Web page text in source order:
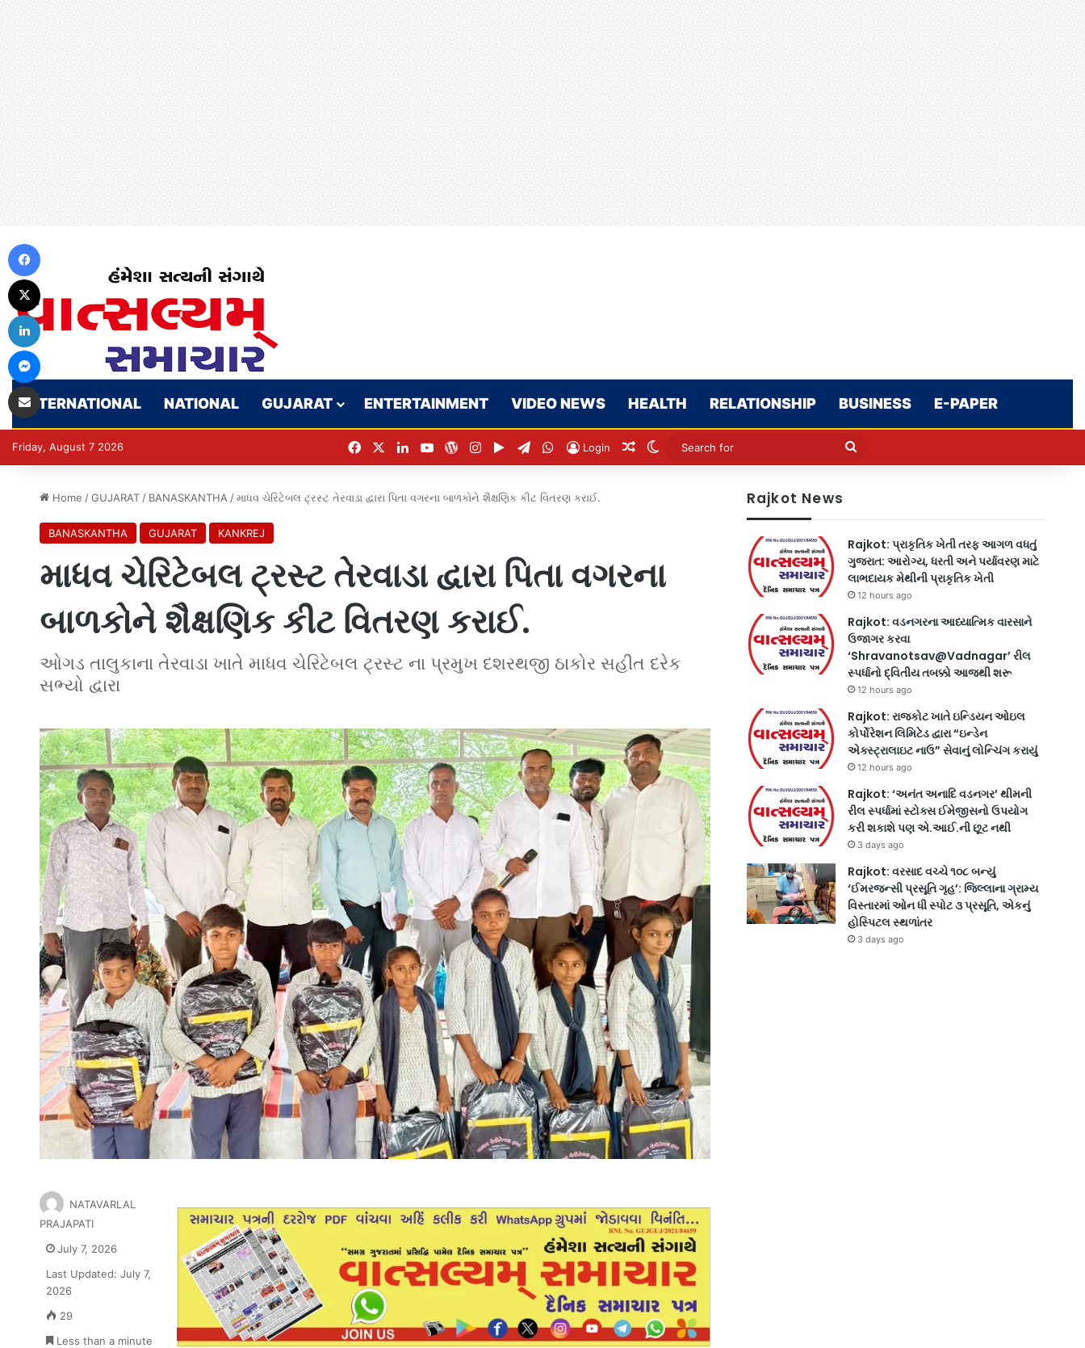
INTERNATIONAL NATIONAL GUJARAT ENTERTAINMENT VIDEO NEWS HEALTH RELATIONSHIP BUSINESS E-PAPER
Friday, August 7 2026 FacebookLinkedInYouTubeWordPress
Instagram
Google Play
Telegram
WhatsApp
Login Random Article
Switch skin
Search
Home / GUJARAT / BANASKANTHA / માધવ ચેરિટેબલ ટ્રસ્ટ તેરવાડા દ્વારા પિતા વગરના બાળકોને શૈક્ષણિક કીટ વિતરણ કરાઈ.
BANASKANTHA GUJARAT KANKREJ
માધવ ચેરિટેબલ ટ્રસ્ટ તેરવાડા દ્વારા પિતા વગરના
બાળકોને શૈક્ષણિક કીટ વિતરણ કરાઈ.
ઓગડ તાલુકાના તેરવાડા ખાતે માધવ ચેરિટેબલ ટ્રસ્ટ ના પ્રમુખ દશરથજી ઠાકોર સહીત દરેક
સભ્યો દ્વારા
NATAVARLAL
PRAJAPATI
July 7, 2026
Last Updated: July 7,
2026
29
Less than a minute
Rajkot News
Rajkot: પ્રાકૃતિક ખેતી તરફ આગળ વધતું
ગુજરાત: આરોગ્ય, ધરતી અને પર્યાવરણ માટે
લાભદાયક મેથીની પ્રાકૃતિક ખેતી
12 hours ago
Rajkot: વડનગરના આધ્યાત્મિક વારસાને
ઉજાગર કરવા
‘Shravanotsav@Vadnagar’ રીલ
સ્પર્ધાનો દ્વિતીય તબક્કો આજથી શરૂ
12 hours ago
Rajkot: રાજકોટ ખાતે ઇન્ડિયન ઓઇલ
કોર્પોરેશન લિમિટેડ દ્વારા “ઇન્ડેન
એક્સ્ટ્રાલાઇટ નાઉ” સેવાનું લોન્ચિંગ કરાયું
12 hours ago
Rajkot: ‘અનંત અનાદિ વડનગર’ થીમની
રીલ સ્પર્ધામાં સ્ટોક્સ ઈમેજીસનો ઉપયોગ
કરી શકાશે પણ એ.આઈ.ની છૂટ નથી
3 days ago
Rajkot: વરસાદ વચ્ચે ૧૦૮ બન્યું
‘ઈમરજન્સી પ્રસૂતિ ગૃહ’: જિલ્લાના ગ્રામ્ય
વિસ્તારમાં ઓન ધી સ્પોટ ૩ પ્રસૂતિ, એકનું
હોસ્પિટલ સ્થળાંતર
3 days ago
LinkedIn